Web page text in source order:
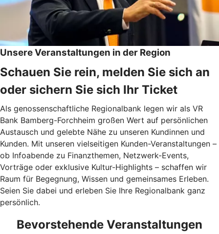
Unsere Veranstaltungen in der Region
Schauen Sie rein, melden Sie sich an
oder sichern Sie sich Ihr Ticket
Als genossenschaftliche Regionalbank legen wir als VR
Bank Bamberg-Forchheim großen Wert auf persönlichen
Austausch und gelebte Nähe zu unseren Kundinnen und
Kunden. Mit unseren vielseitigen Kunden-Veranstaltungen –
ob Infoabende zu Finanzthemen, Netzwerk-Events,
Vorträge oder exklusive Kultur-Highlights – schaffen wir
Raum für Begegnung, Wissen und gemeinsames Erleben.
Seien Sie dabei und erleben Sie Ihre Regionalbank ganz
persönlich.
Bevorstehende Veranstaltungen